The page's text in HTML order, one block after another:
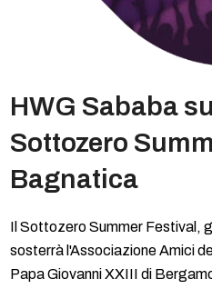
HWG Sababa
Sottozero
Bagnatica
Il Sottozero Summer Festival,
sosterrà l'Associazione Amici
Papa Giovanni XXIII di